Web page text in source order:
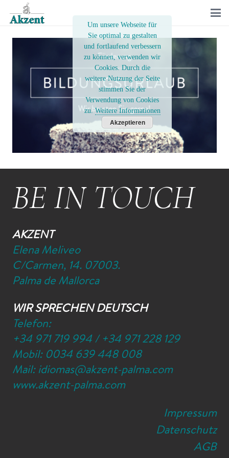
BE IN TOUCH
AKZENT
Elena Meliveo
C/Carmen, 14. 07003.
Palma de Mallorca
WIR SPRECHEN DEUTSCH
Telefon:
+34 971 719 994 / +34 971 228 129
Mobil: 0034 639 448 008
Mail: idiomas@akzent-palma.com
www.akzent-palma.com
Impressum
Datenschutz
AGB
Um unsere Webseite für
Sie optimal zu gestalten
und fortlaufend verbessern
zu können, verwenden wir
Cookies. Durch die
weitere Nutzung der Seite
stimmen Sie der
Verwendung von Cookies
zu.Weitere Informationen
Akzeptieren